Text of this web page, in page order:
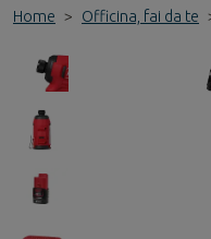
Home Officina, fai da te